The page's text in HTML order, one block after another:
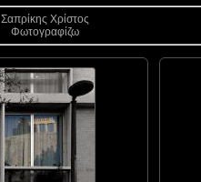
Σαπρίκης Χρίστος
Φωτογραφίζω